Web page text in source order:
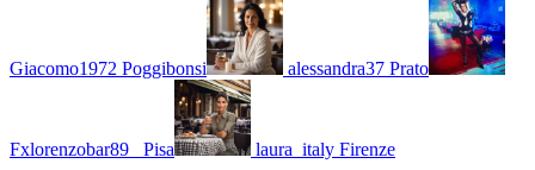
Giacomo1972 Poggibonsi alessandra37 Prato
Fxlorenzobar89_ Pisa laura_italy Firenze